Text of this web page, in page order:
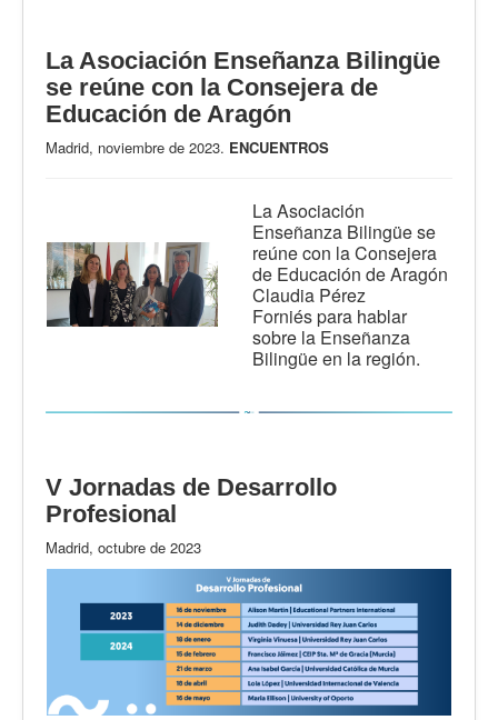
La Asociación Enseñanza Bilingüe
se reúne con la Consejera de
Educación de Aragón
Madrid, noviembre de 2023. ENCUENTROS
La Asociación
Enseñanza Bilingüe se
reúne con la Consejera
de Educación de Aragón
Claudia Pérez
Forniéspara hablar
sobre la Enseñanza
Bilingüeen la región.
V Jornadas de Desarrollo
Profesional
Madrid, octubre de 2023